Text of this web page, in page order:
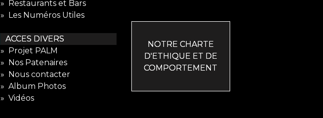
» Restaurants et Bars
» Les Numéros Utiles
ACCES DIVERS
» Projet PALM
» Nos Patenaires
» Nous contacter
» Album Photos
» Vidéos
NOTRE CHARTE
D'ETHIQUE ET DE
COMPORTEMENT